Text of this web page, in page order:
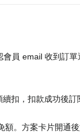
員 email 收到訂單
扣，扣款成功後
。方案卡片開通